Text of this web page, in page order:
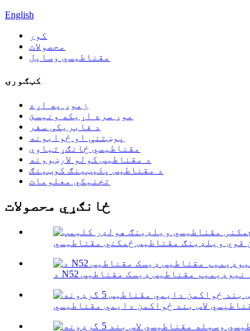
English
کور
محصولات
مقناطیسي وسایل
کټګورۍ
زموږ په اړه
موږ سره اړیکه ونیسئ
د فابریکې سفر
پوښتنې او ځوابونه
مقناطیسي ځانګړتیاوې
د مقناطیس کولو لارښوونه
د مقناطیس پلیټینګ کوټینګ
تخنیکي معلومات
ځانګړي محصولات